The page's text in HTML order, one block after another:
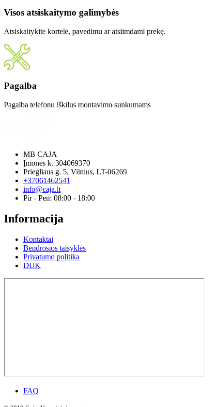
Visos atsiskaitymo galimybės
Atsiskaitykite kortele, pavedimu ar atsiimdami prekę.
Pagalba
Pagalba telefonu iškilus montavimo sunkumams
MB CAJA
Įmones k. 304069370
Priegliaus g. 5, Vilnius, LT-06269
+37061462541
info@caja.lt
Pir - Pen: 08:00 - 18:00
Informacija
Kontaktai
Bendrosios taisyklės
Privatumo politika
DUK
FAQ